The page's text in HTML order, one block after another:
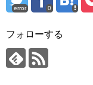
error 0
フォローする
プロ直伝！作曲
音楽家を目指す
音楽を楽しみたい